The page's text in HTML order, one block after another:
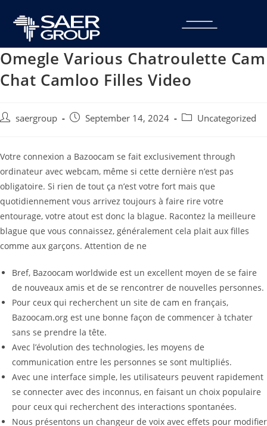
Omegle Various Chatroulette Cam
Chat Camloo Filles Video
saergroup September 14, 2024 Uncategorized
Votre connexion a Bazoocam se fait exclusivement through
ordinateur avec webcam, même si cette dernière n’est pas
obligatoire. Si rien de tout ça n’est votre fort mais que
quotidiennement vous arrivez toujours à faire rire votre
entourage, votre atout est donc la blague. Racontez la meilleure
blague que vous connaissez, généralement cela plait aux filles
comme aux garçons. Attention de ne
Bref, Bazoocam worldwide est un excellent moyen de se faire
de nouveaux amis et de se rencontrer de nouvelles personnes.
Pour ceux qui recherchent un site de cam en français,
Bazoocam.org est une bonne façon de commencer à tchater
sans se prendre la tête.
Avec l’évolution des technologies, les moyens de
communication entre les personnes se sont multipliés.
Avec une interface simple, les utilisateurs peuvent rapidement
se connecter avec des inconnus, en faisant un choix populaire
pour ceux qui recherchent des interactions spontanées.
Nous présentons un changeur de voix avec effets pour modifier